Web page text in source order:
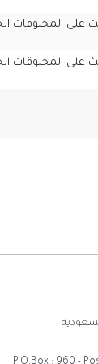
على المخلوقات
على المخلوقات